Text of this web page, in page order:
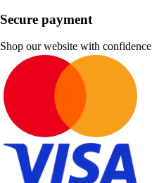
Secure payment
Shop our website with confidence